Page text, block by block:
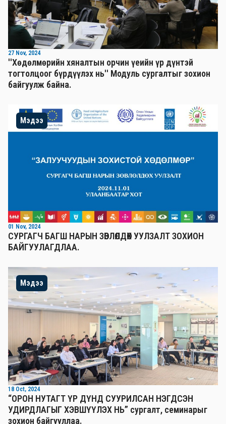
27 Nov, 2024
''Хөдөлмөрийн хяналтын орчин үеийн үр дүнтэй
тогтолцоог бүрдүүлэх нь'' Mодуль сургалтыг зохион
байгуулж байна.
Мэдээ
01 Nov, 2024
СУРГАГЧ БАГШ НАРЫН ЗӨВЛӨЛДӨХ УУЛЗАЛТ ЗОХИОН
БАЙГУУЛАГДЛАА.
Мэдээ
18 Oct, 2024
“ОРОН НУТАГТ ҮР ДҮНД СУУРИЛСАН НЭГДСЭН
УДИРДЛАГЫГ ХЭВШҮҮЛЭХ НЬ” сургалт, семинарыг
зохион байгууллаа.